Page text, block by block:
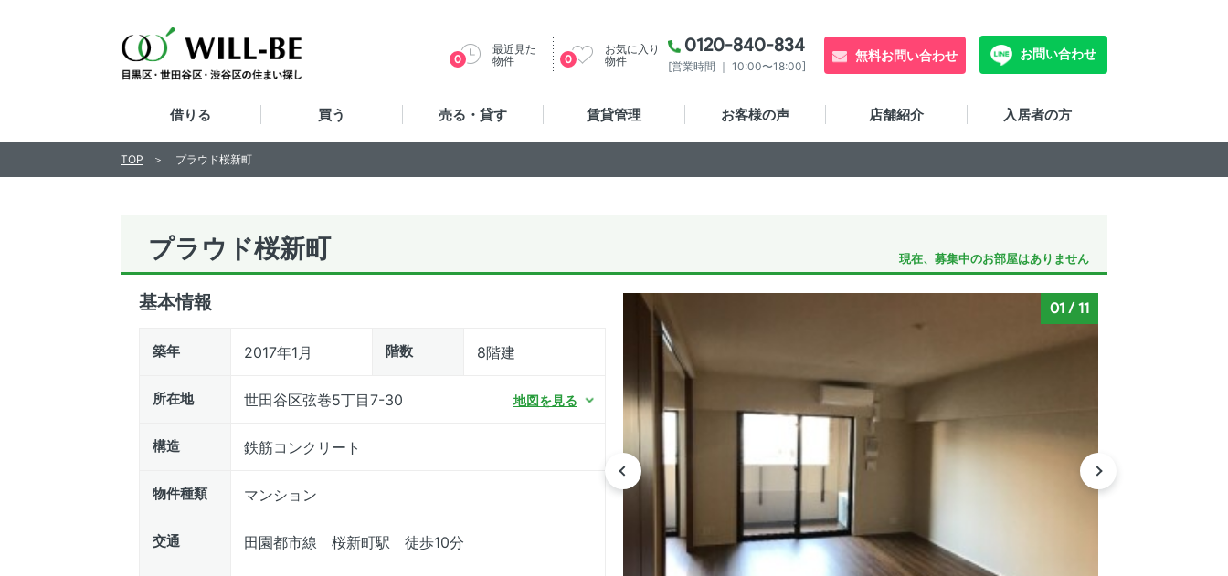
0120-840-834
[営業時間 ｜ 10:00〜18:00]
無料お問い合わせ お問い合わせ
最近見た
物件
0
お気に入り
物件
0
借りる 買う 売る・貸す 賃貸管理 お客様の声 店舗紹介 入居者の方
プラウド桜新町 現在、募集中のお部屋はありません
基本情報
築年 2017年1月 階数 8階建
所在地 世田谷区弦巻5丁目7-30 地図を見る
構造 鉄筋コンクリート
物件種類 マンション
交通 田園都市線 桜新町駅 徒歩10分
01 /11
TOP プラウド桜新町